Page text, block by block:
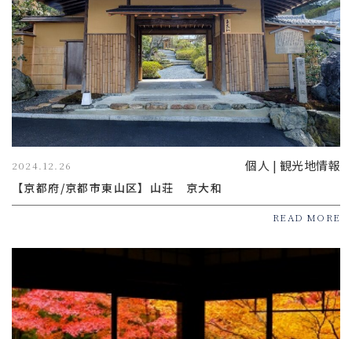
2024.12.26 個人 | 観光地情報
【京都府/京都市東山区】山荘 京大和
READ MORE